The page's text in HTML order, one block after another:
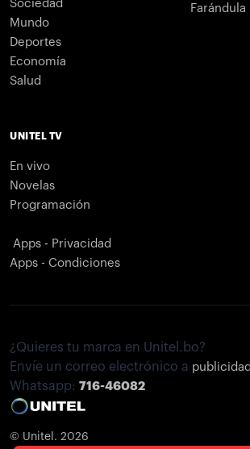
Sociedad
Mundo
Deportes
Economía
Salud
Farándula
UNITEL TV
En vivo
Novelas
Programación
Apps - Privacidad
Apps - Condiciones
¿Quieres tu marca en Unitel.bo?
Envíe un correo electrónico a
Whatsapp: 716-46082
© Unitel. 2026